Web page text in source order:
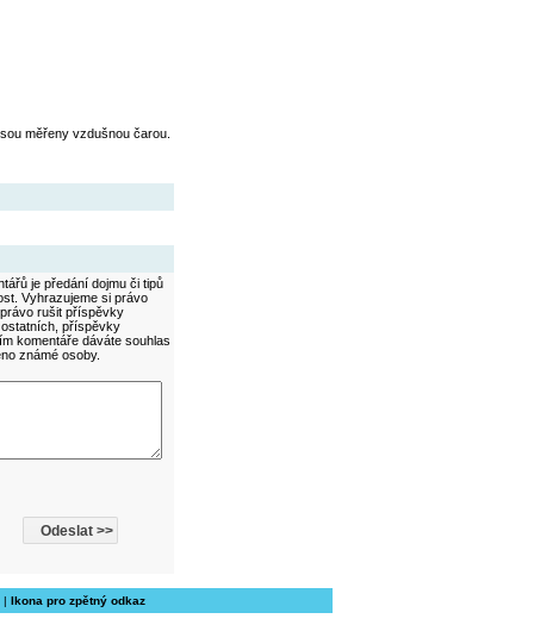
měřeny vzdušnou čarou.
je předání dojmu či tipů
Vyhrazujeme si právo
rušit příspěvky
příspěvky
komentáře dáváte souhlas
známé osoby.
| Ikona pro zpětný odkaz